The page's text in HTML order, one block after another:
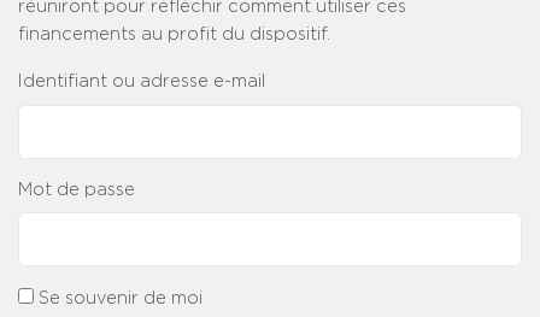
réuniront pour réfléchir comment utiliser ces
financements au profit du dispositif.
Identifiant ou adresse e-mail
Mot de passe
Se souvenir de moi